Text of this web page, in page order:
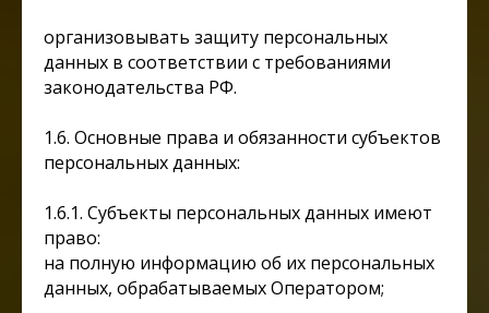
организовывать защиту персональных
данных в соответствии с требованиями
законодательства РФ.
1.6. Основные права и обязанности субъектов
персональных данных:
1.6.1. Субъекты персональных данных имеют
право:
на полную информацию об их персональных
данных, обрабатываемых Оператором;